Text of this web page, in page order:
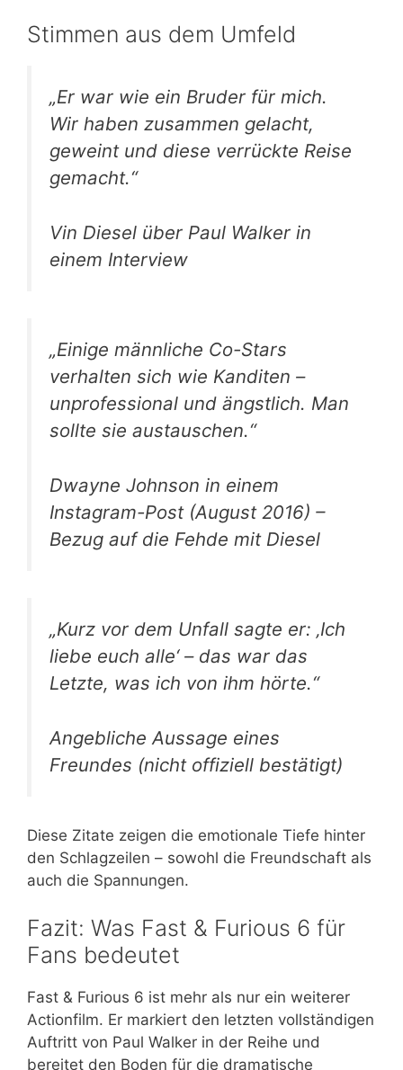
Stimmen aus dem Umfeld
„Er war wie ein Bruder für mich.
Wir haben zusammen gelacht,
geweint und diese verrückte Reise
gemacht.“
Vin Diesel über Paul Walker in
einem Interview
„Einige männliche Co-Stars
verhalten sich wie Kanditen –
unprofessional und ängstlich. Man
sollte sie austauschen.“
Dwayne Johnson in einem
Instagram-Post (August 2016) –
Bezug auf die Fehde mit Diesel
„Kurz vor dem Unfall sagte er: ‚Ich
liebe euch alle‘ – das war das
Letzte, was ich von ihm hörte.“
Angebliche Aussage eines
Freundes (nicht offiziell bestätigt)
Diese Zitate zeigen die emotionale Tiefe hinter
den Schlagzeilen – sowohl die Freundschaft als
auch die Spannungen.
Fazit: Was Fast & Furious 6 für
Fans bedeutet
Fast & Furious 6 ist mehr als nur ein weiterer
Actionfilm. Er markiert den letzten vollständigen
Auftritt von Paul Walker in der Reihe und
bereitet den Boden für die dramatische